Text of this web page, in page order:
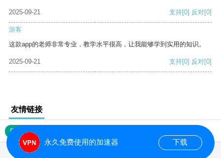
2025-09-21 支持[0] 反对[0]
游客
这款app的老师非常专业，教学水平很高，让我能够学到实用的知识。
2025-09-21 支持[0] 反对[0]
友情链接
网站地图
永久免费使用的加速器 下载